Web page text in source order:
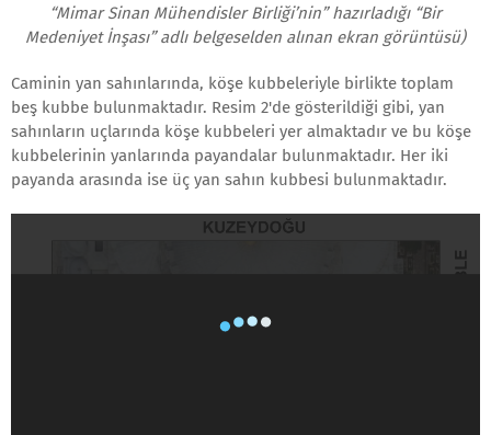
“Mimar Sinan Mühendisler Birliği’nin” hazırladığı “Bir
Medeniyet İnşası” adlı belgeselden alınan ekran görüntüsü)
Caminin yan sahınlarında, köşe kubbeleriyle birlikte toplam
beş kubbe bulunmaktadır. Resim 2'de gösterildiği gibi, yan
sahınların uçlarında köşe kubbeleri yer almaktadır ve bu köşe
kubbelerinin yanlarında payandalar bulunmaktadır. Her iki
payanda arasında ise üç yan sahın kubbesi bulunmaktadır.